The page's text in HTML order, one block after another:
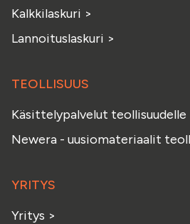
Kalkkilaskuri >
Lannoituslaskuri >
TEOLLISUUS
Käsittelypalvelut teollisuudelle
Newera - uusiomateriaalit
YRITYS
Yritys >